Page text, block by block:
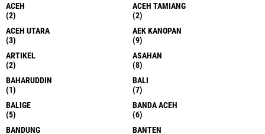
ACEH
(2)
ACEH TAMIANG
(2)
ACEH UTARA
(3)
AEK KANOPAN
(9)
ARTIKEL
(2)
ASAHAN
(8)
BAHARUDDIN
(1)
BALI
(7)
BALIGE
(5)
BANDA ACEH
(6)
BANDUNG
BANTEN